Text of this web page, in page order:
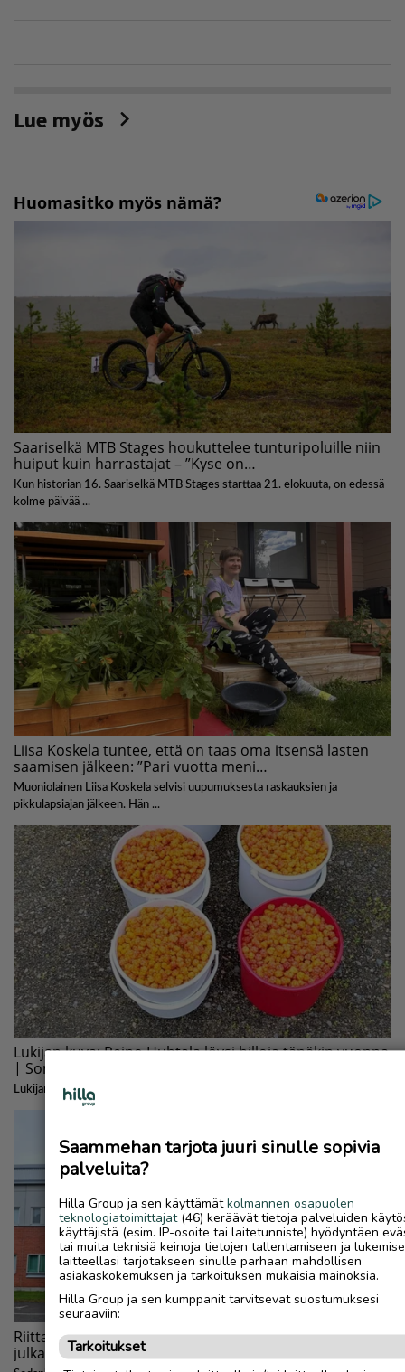
Lue myös
Saammehan tarjota juuri sinulle sopivia
palveluita?
Hilla Group ja sen käyttämätkolmannen osapuolen
teknologiatoimittajat(46) keräävät tietoja palveluiden
käyttäjistä (esim. IP-osoite tai laitetunniste) hyödyntäen
tai muita teknisiä keinoja tietojen tallentamiseen ja
laitteellasi tarjotakseen sinulle parhaan mahdollisen
asiakaskokemuksen ja tarkoituksen mukaisia mainoksia.
Hilla Group ja sen kumppanit tarvitsevat suostumuksesi
seuraaviin:
Tarkoitukset